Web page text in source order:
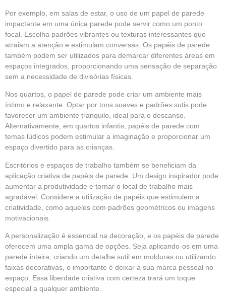
Por exemplo, em salas de estar, o uso de um papel de parede
impactante em uma única parede pode servir como um ponto
focal. Escolha padrões vibrantes ou texturas interessantes que
atraiam a atenção e estimulam conversas. Os papéis de parede
também podem ser utilizados para demarcar diferentes áreas em
espaços integrados, proporcionando uma sensação de separação
sem a necessidade de divisórias físicas.
Nos quartos, o papel de parede pode criar um ambiente mais
íntimo e relaxante. Optar por tons suaves e padrões sutis pode
favorecer um ambiente tranquilo, ideal para o descanso.
Alternativamente, em quartos infantis, papéis de parede com
temas lúdicos podem estimular a imaginação e proporcionar um
espaço divertido para as crianças.
Escritórios e espaços de trabalho também se beneficiam da
aplicação criativa de papéis de parede. Um design inspirador pode
aumentar a produtividade e tornar o local de trabalho mais
agradável. Considere a utilização de papéis que estimulem a
criatividade, como aqueles com padrões geométricos ou imagens
motivacionais.
A personalização é essencial na decoração, e os papéis de parede
oferecem uma ampla gama de opções. Seja aplicando-os em uma
parede inteira, criando um detalhe sutil em molduras ou utilizando
faixas decorativas, o importante é deixar a sua marca pessoal no
espaço. Essa liberdade criativa com certeza trará um toque
especial a qualquer ambiente.